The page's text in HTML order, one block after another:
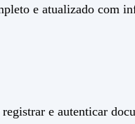
e atualizado com
e autenticar